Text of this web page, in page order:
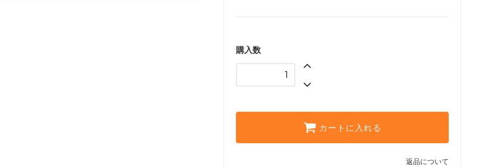
購入数
カートに入れる
返品について